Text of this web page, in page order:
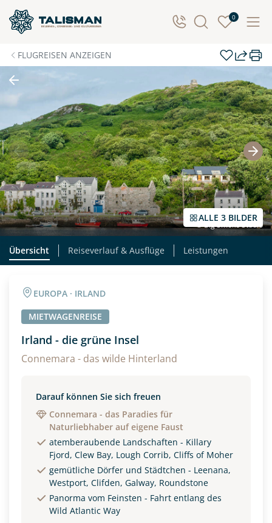
0
FLUGREISEN ANZEIGEN
ALLE 3 BILDER
© Big Smoke Studio
Übersicht Reiseverlauf & Ausflüge Leistungen
EUROPA · IRLAND
MIETWAGENREISE
Irland - die grüne Insel
Connemara - das wilde Hinterland
Darauf können Sie sich freuen
Connemara - das Paradies für
Naturliebhaber auf eigene Faust
atemberaubende Landschaften - Killary
Fjord, Clew Bay, Lough Corrib, Cliffs of Moher
gemütliche Dörfer und Städtchen - Leenana,
Westport, Clifden, Galway, Roundstone
Panorma vom Feinsten - Fahrt entlang des
Wild Atlantic Way
Individuelle Anfrage
Herzlichen Dank für Ihre Kontaktaufnahme! Ihr Urlaub
- so individuell wie Sie. Teilen Sie uns Ihre
Wunschtermine für die Reise mit. Wir prüfen die
Verfügbarkeit und kontaktieren Sie, um alles Weitere
zu besprechen. Gemeinsam gestalten wir Ihre
Traumreise.
Persönliche Daten
Vorname Nachname
E-Mail* Telefon
Alter
Unterkunft
EZ Familienzimmer
Reisebeginn
Option 2